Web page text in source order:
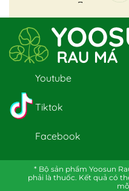
Youtube
Tiktok
Facebook
* Bộ sản phẩm Yoosun
phải là thuốc. Kết quả có